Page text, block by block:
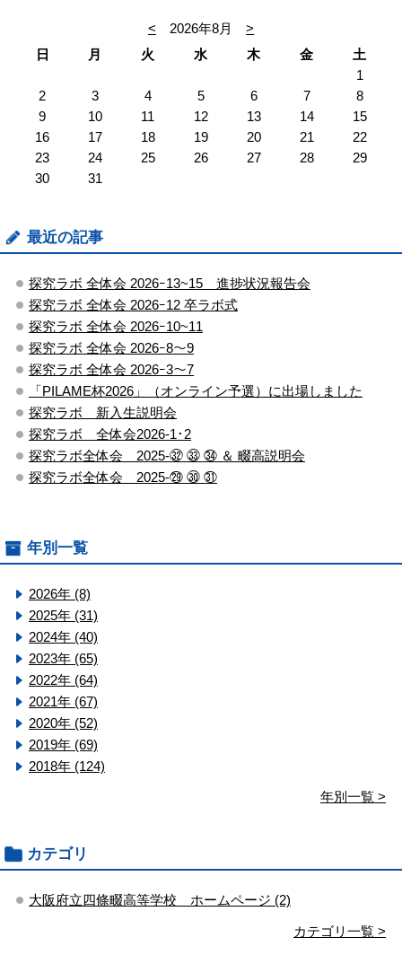
< 2026年8月
>
日
月 火 水 木 金
土
1
2
3 4 5 6 7
8
9
10 11 12 13 14
15
16
17 18 19 20 21
22
23
24 25 26 27 28
29
30
31
最近の記事
探究ラボ 全体会 2026ｰ13~15 進捗状況報告会
探究ラボ 全体会 2026ｰ12 卒ラボ式
探究ラボ 全体会 2026ｰ10~11
探究ラボ 全体会 2026ｰ8～9
探究ラボ 全体会 2026ｰ3～7
「PILAME杯2026」（オンライン予選）に出場しました
探究ラボ 新入生説明会
探究ラボ 全体会2026-1･2
探究ラボ全体会 2025-㉜ ㉝ ㉞ ＆ 畷高説明会
探究ラボ全体会 2025-㉙ ㉚ ㉛
年別一覧
2026年 (8)
2025年 (31)
2024年 (40)
2023年 (65)
2022年 (64)
2021年 (67)
2020年 (52)
2019年 (69)
2018年 (124)
年別一覧 >
カテゴリ
大阪府立四條畷高等学校 ホームページ (2)
カテゴリ一覧 >